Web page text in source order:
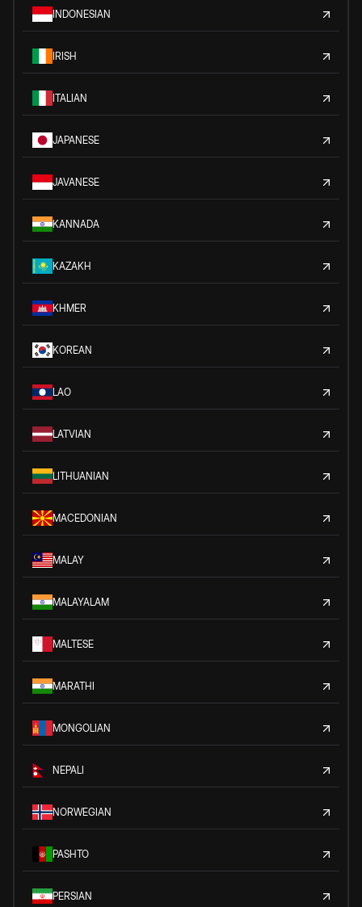
INDONESIAN
IRISH
ITALIAN
JAPANESE
JAVANESE
KANNADA
KAZAKH
KHMER
KOREAN
LAO
LATVIAN
LITHUANIAN
MACEDONIAN
MALAY
MALAYALAM
MALTESE
MARATHI
MONGOLIAN
NEPALI
NORWEGIAN
PASHTO
PERSIAN